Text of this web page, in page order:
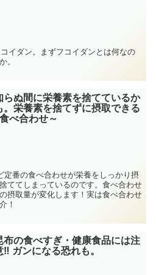
イダン。まずフコイダンとは何なの
。
らぬ間に栄養素を捨てているか
。栄養素を捨てずに摂取できる
べ合わせ～
定番の食べ合わせが栄養をしっかり摂
ててしまっているのです。食べ合わせ
摂取量が変化します！実は食べ合わせ
！
布の食べすぎ・健康食品には注
‼ ガンになる恐れも。